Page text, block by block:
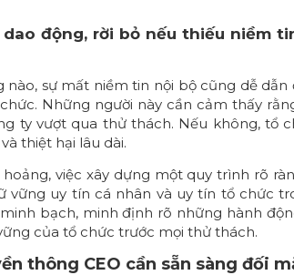
động, rời bỏ nếu thiếu niềm
sự mất niềm tin nội bộ cũng dễ
Những người này cần cảm thấy
ty vượt qua thử thách. Nếu không, tổ
thiệt hại lâu dài.
việc xây dựng một quy trình rõ
vững uy tín cá nhân và uy tín tổ chức
bạch, minh định rõ những hành
của tổ chức trước mọi thử thách.
thông CEO cần sẵn sàng đối